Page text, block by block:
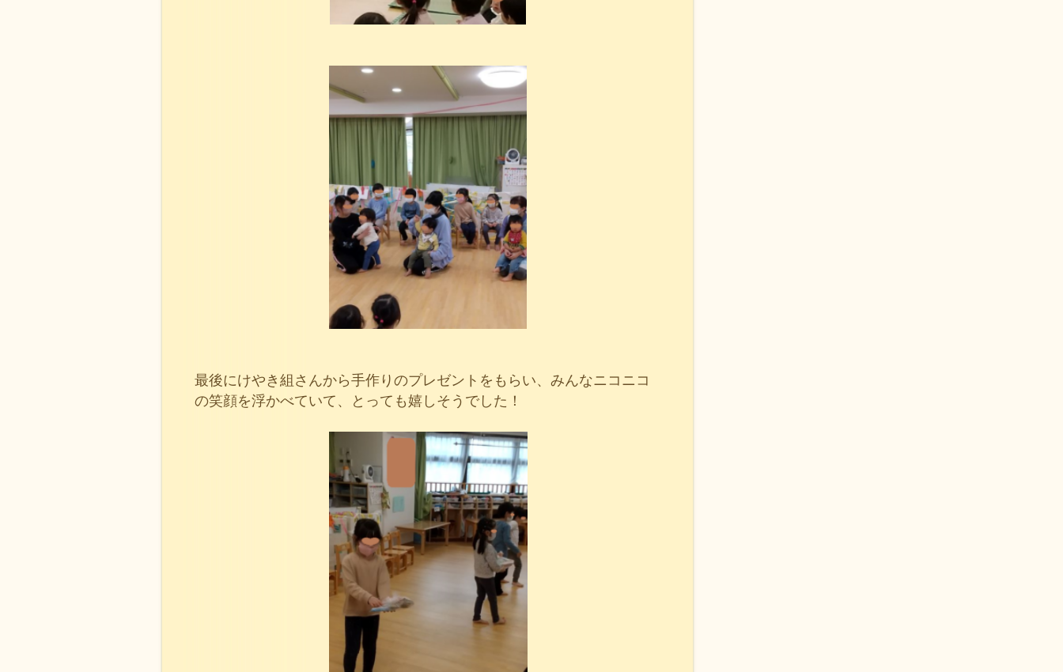
最後にけやき組さんから手作りのプレゼントをもらい、みんなニコニコ
の笑顔を浮かべていて、とっても嬉しそうでした！